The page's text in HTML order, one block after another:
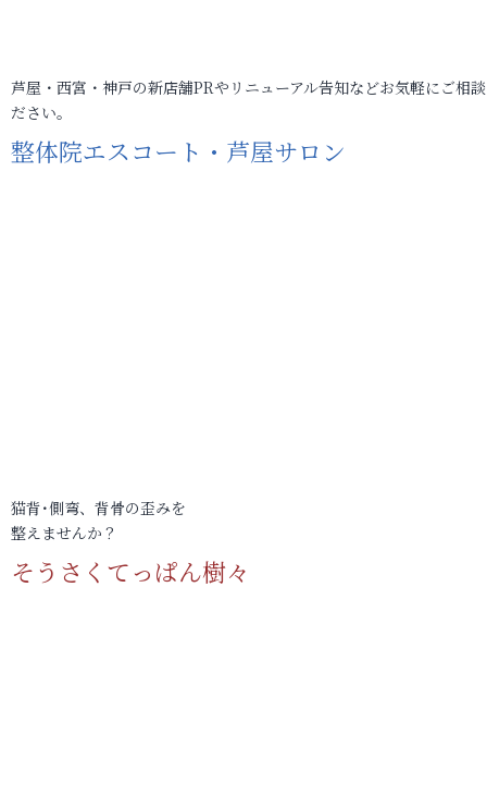
芦屋・西宮・神戸の新店舗PRやリニューアル告知などお気軽にご相
ださい。
整体院エスコート・芦屋サロン
猫背･側弯、背骨の歪みを
整えませんか？
そうさくてっぱん樹々